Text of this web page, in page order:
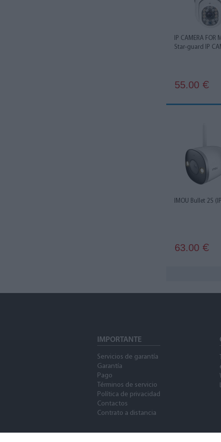
IP CAMERA FOR
Star-guard IP
55.00 €
IMOU Bullet 2S
63.00 €
IMPORTANTE
Servicios de garantía
Garantía
Pago
Términos de servicio
Política de privacidad
Contactos
Contrato a distancia